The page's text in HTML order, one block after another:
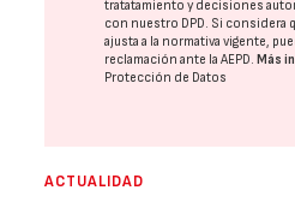
tratatamiento y decisiones
con nuestro DPD. Si considera
ajusta a la normativa vigente,
reclamación ante laAEPD.Más
Protección de Datos
ACTUALIDAD